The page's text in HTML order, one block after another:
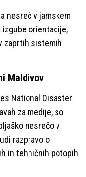
nesreč v jamskem
izgube orientacije,
zaprtih sistemih
Maldivov
National Disaster
za medije, so
nesrečo v
razpravo o
in tehničnih potopih